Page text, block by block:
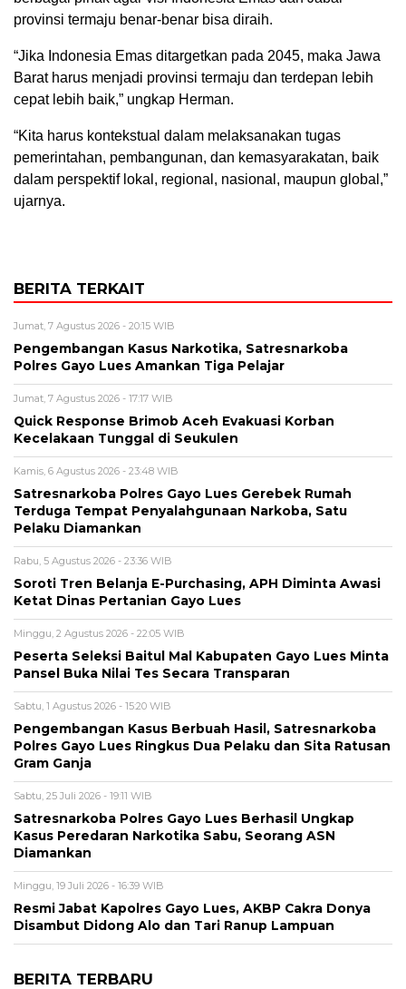
provinsi termaju benar-benar bisa diraih.
“Jika Indonesia Emas ditargetkan pada 2045, maka Jawa
Barat harus menjadi provinsi termaju dan terdepan lebih
cepat lebih baik,” ungkap Herman.
“Kita harus kontekstual dalam melaksanakan tugas
pemerintahan, pembangunan, dan kemasyarakatan, baik
dalam perspektif lokal, regional, nasional, maupun global,”
ujarnya.
BERITA TERKAIT
Jumat, 7 Agustus 2026 - 20:15 WIB
Pengembangan Kasus Narkotika, Satresnarkoba
Polres Gayo Lues Amankan Tiga Pelajar
Jumat, 7 Agustus 2026 - 17:17 WIB
Quick Response Brimob Aceh Evakuasi Korban
Kecelakaan Tunggal di Seukulen
Kamis, 6 Agustus 2026 - 23:48 WIB
Satresnarkoba Polres Gayo Lues Gerebek Rumah
Terduga Tempat Penyalahgunaan Narkoba, Satu
Pelaku Diamankan
Rabu, 5 Agustus 2026 - 23:36 WIB
Soroti Tren Belanja E-Purchasing, APH Diminta Awasi
Ketat Dinas Pertanian Gayo Lues
Minggu, 2 Agustus 2026 - 22:05 WIB
Peserta Seleksi Baitul Mal Kabupaten Gayo Lues Minta
Pansel Buka Nilai Tes Secara Transparan
Sabtu, 1 Agustus 2026 - 15:20 WIB
Pengembangan Kasus Berbuah Hasil, Satresnarkoba
Polres Gayo Lues Ringkus Dua Pelaku dan Sita Ratusan
Gram Ganja
Sabtu, 25 Juli 2026 - 19:11 WIB
Satresnarkoba Polres Gayo Lues Berhasil Ungkap
Kasus Peredaran Narkotika Sabu, Seorang ASN
Diamankan
Minggu, 19 Juli 2026 - 16:39 WIB
Resmi Jabat Kapolres Gayo Lues, AKBP Cakra Donya
Disambut Didong Alo dan Tari Ranup Lampuan
BERITA TERBARU